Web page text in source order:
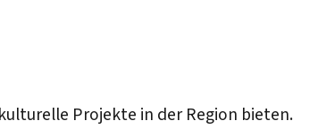
Projekte in der Region bieten.